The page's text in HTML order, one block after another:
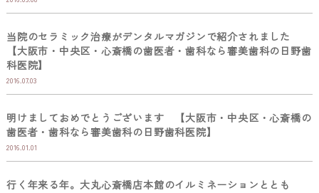
当院のセラミック治療がデンタルマガジンで紹介されました
【大阪市・中央区・心斎橋の歯医者・歯科なら審美歯科の日野歯
科医院】
2016.07.03
明けましておめでとうございます 【大阪市・中央区・心斎橋の
歯医者・歯科なら審美歯科の日野歯科医院】
2016.01.01
行く年来る年。大丸心斎橋店本館のイルミネーションととも